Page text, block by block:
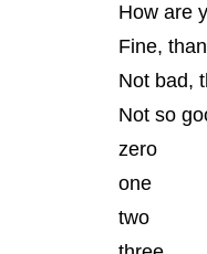
How are
Fine,
Not bad,
Not so
zero
one
two